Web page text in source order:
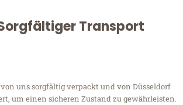
Transport
uns sorgfältig verpackt und von Düsseldorf
um einen sicheren Zustand zu gewährleisten.